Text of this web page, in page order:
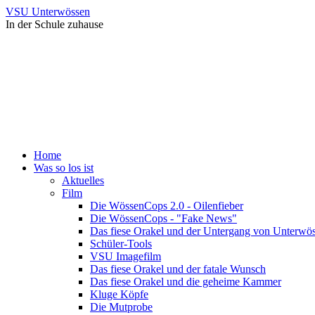
VSU Unterwössen
In der Schule zuhause
Home
Was so los ist
Aktuelles
Film
Die WössenCops 2.0 - Oilenfieber
Die WössenCops - "Fake News"
Das fiese Orakel und der Untergang von
Schüler-Tools
VSU Imagefilm
Das fiese Orakel und der fatale Wunsch
Das fiese Orakel und die geheime Kammer
Kluge Köpfe
Die Mutprobe